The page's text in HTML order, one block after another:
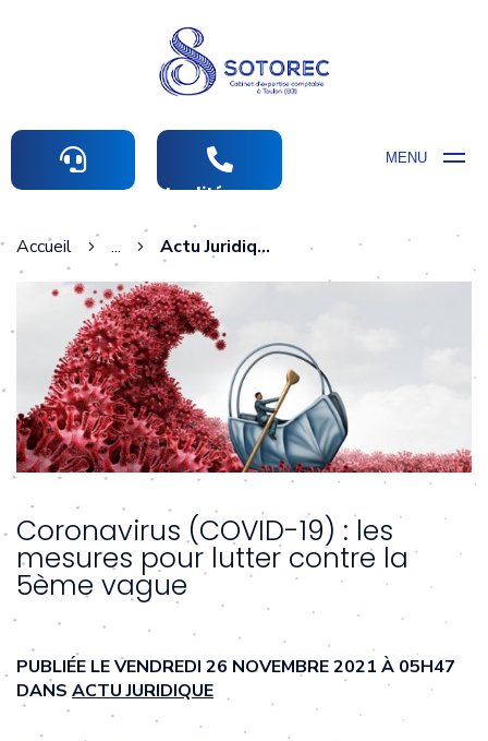
MENU
Actualités comptables
Accueil ... Actu Juridique
Coronavirus (COVID-19) : les
mesures pour lutter contre la
5ème vague
PUBLIÉE LE VENDREDI 26 NOVEMBRE 2021 À 05H47
DANS ACTU JURIDIQUE